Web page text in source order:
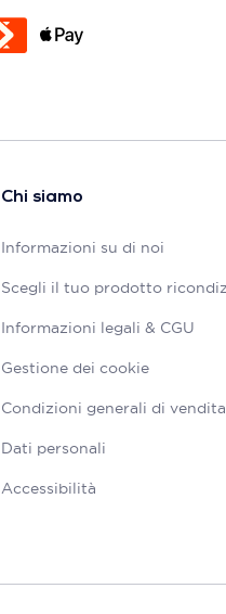
Chi siamo
Informazioni su di noi
Scegli il tuo prodotto
Informazioni legali & CGU
Gestione dei cookie
Condizioni generali di vendita
Dati personali
Accessibilità